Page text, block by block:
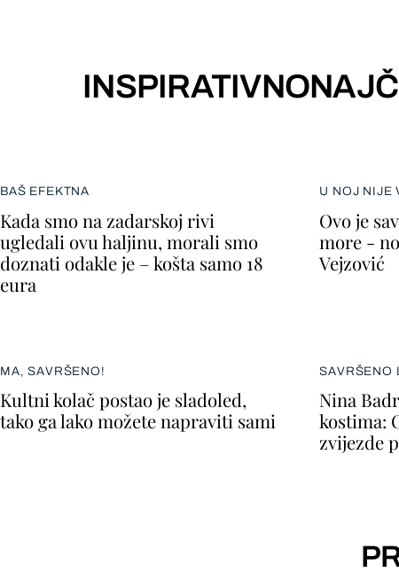
INSPIRATIVNO
BAŠ EFEKTNA
Kada smo na zadarskoj rivi
ugledali ovu haljinu, morali smo
doznati odakle je – košta samo 18
eura
U NOJ NIJE
Ovo je
more -
Vejzović
MA, SAVRŠENO!
Kultni kolač postao je sladoled,
tako ga lako možete napraviti sami
SAVRŠENO
Nina
kostima:
zvijezde